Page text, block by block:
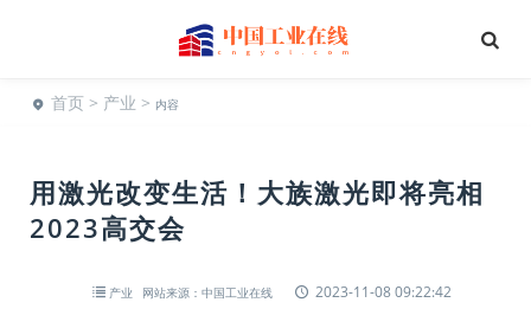
首页 > 产业 > 内容
用激光改变生活！大族激光即将亮相
2023高交会
产业 网站来源：中国工业在线
2023-11-08 09:22:42